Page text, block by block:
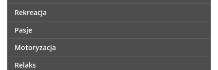
Rekreacja
Pasje
Motoryzacja
Relaks